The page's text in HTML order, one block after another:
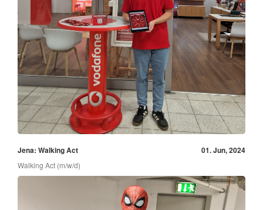
Jena: Walking Act 01. Jun, 2024
Walking Act (m/w/d)